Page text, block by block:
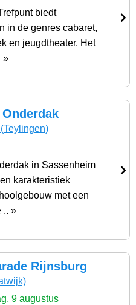
biedt
in de genres cabaret,
en jeugdtheater. Het
»
(Teylingen)
in Sassenheim
karakteristiek
met een
.. »
Rijnsburg
9 augustus